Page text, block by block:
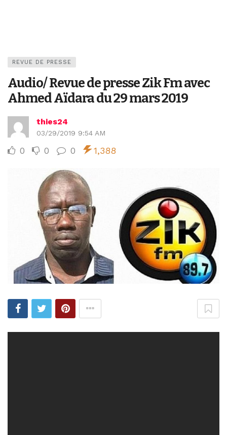
REVUE DE PRESSE
Audio/ Revue de presse Zik Fm avec
Ahmed Aïdara du 29 mars 2019
thies24
03/29/2019 9:54 AM
0 0 0 1,388